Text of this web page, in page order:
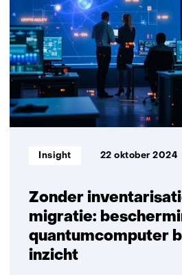
Shari
Finner
Zonder
migratie:
quantumcomputer
inzicht
Informatietype:
Insight 22 oktober 2024